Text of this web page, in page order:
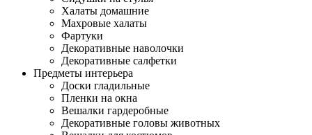
Халаты домашние
Махровые халаты
Фартуки
Декоративные наволочки
Декоративные салфетки
Предметы интерьера
Доски гладильные
Пленки на окна
Вешалки гардеробные
Декоративные головы животных